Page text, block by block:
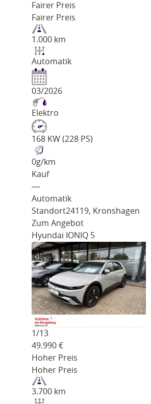
Fairer Preis
Fairer Preis
1.000 km
Automatik
03/2026
Elektro
168 KW (228 PS)
0g/km
Kauf
―
Automatik
Standort24119, Kronshagen
Zum Angebot
Hyundai IONIQ 5
1/13
49.990 €
Hoher Preis
Hoher Preis
3.700 km